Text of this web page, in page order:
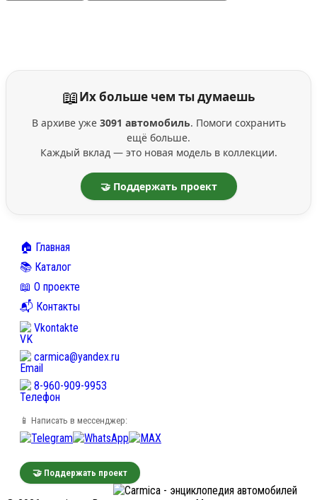
📖Их больше чем ты думаешь
В архиве уже 3091 автомобиль. Помоги сохранить
ещё больше.
Каждый вклад — это новая модель в коллекции.
🤝 Поддержать проект
🏠 Главная
📚 Каталог
📖 О проекте
📬 Контакты
Vkontakte
carmica@yandex.ru
8-960-909-9953
📱 Написать в мессенджер:
🤝 Поддержать проект